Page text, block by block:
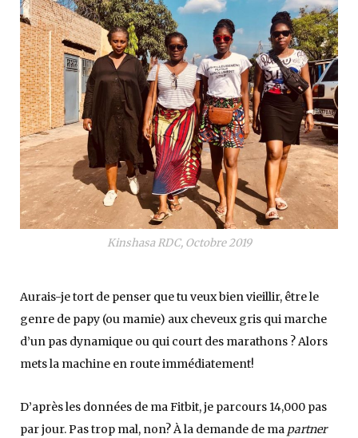
Kinshasa RDC, Octobre 2019
Aurais-je tort de penser que tu veux bien vieillir, être le
genre de papy (ou mamie) aux cheveux gris qui marche
d’un pas dynamique ou qui court des marathons ? Alors
mets la machine en route immédiatement!
D’après les données de ma Fitbit, je parcours 14,000 pas
par jour. Pas trop mal, non? À la demande de ma partner